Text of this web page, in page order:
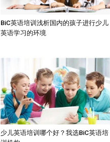
BiC英语培训浅析国内的孩子进行少儿
英语学习的环境
少儿英语培训哪个好？我选BiC英语培